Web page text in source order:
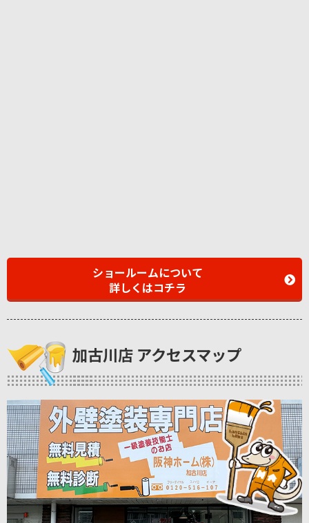
ショールームについて
詳しくはコチラ
加古川店 アクセスマップ